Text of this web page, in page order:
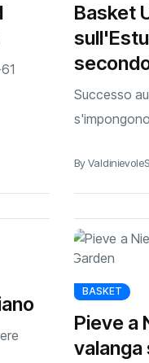
Basket
Successo
By
BASKET
Pieve a
valanga